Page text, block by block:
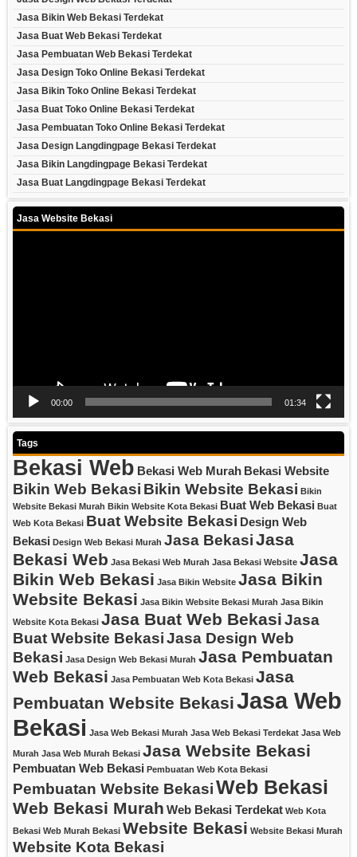
Jasa Bikin Web Bekasi Terdekat
Jasa Buat Web Bekasi Terdekat
Jasa Pembuatan Web Bekasi Terdekat
Jasa Design Toko Online Bekasi Terdekat
Jasa Bikin Toko Online Bekasi Terdekat
Jasa Buat Toko Online Bekasi Terdekat
Jasa Pembuatan Toko Online Bekasi Terdekat
Jasa Design Langdingpage Bekasi Terdekat
Jasa Bikin Langdingpage Bekasi Terdekat
Jasa Buat Langdingpage Bekasi Terdekat
Jasa Website Bekasi
00:00 01:34
Tags
Bekasi Web Bekasi Web Murah Bekasi Website
Bikin Web Bekasi Bikin Website Bekasi Bikin
Website Bekasi Murah Bikin Website Kota Bekasi Buat Web Bekasi Buat
Web Kota Bekasi Buat Website Bekasi Design Web
Bekasi Design Web Bekasi Murah Jasa BekasiJasa
Bekasi Web Jasa Bekasi Web Murah Jasa Bekasi Website Jasa
Bikin Web Bekasi Jasa Bikin Website Jasa Bikin
Website Bekasi Jasa Bikin Website Bekasi Murah Jasa Bikin
Website Kota Bekasi Jasa Buat Web BekasiJasa
Buat Website BekasiJasa Design Web
Bekasi Jasa Design Web Bekasi Murah Jasa Pembuatan
Web Bekasi Jasa Pembuatan Web Kota Bekasi Jasa
Pembuatan Website BekasiJasa Web
Bekasi Jasa Web Bekasi Murah Jasa Web Bekasi Terdekat Jasa Web
Murah Jasa Web Murah Bekasi Jasa Website Bekasi
Pembuatan Web Bekasi Pembuatan Web Kota Bekasi
Pembuatan Website BekasiWeb Bekasi
Web Bekasi Murah Web Bekasi Terdekat Web Kota
Bekasi Web Murah Bekasi Website Bekasi Website Bekasi Murah
Website Kota Bekasi